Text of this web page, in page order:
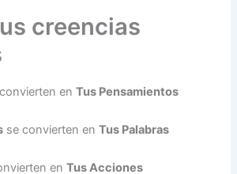
creencias
enTus Pensamientos
se convierten enTus Palabras
enTus Acciones